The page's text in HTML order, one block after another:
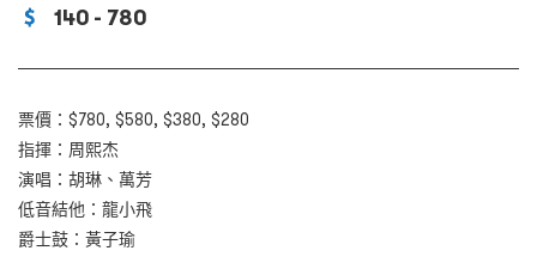
140 - 780
票價：$780, $580, $380, $280
指揮：周熙杰
演唱：胡琳、萬芳
低音結他：龍小飛
爵士鼓：黃子瑜